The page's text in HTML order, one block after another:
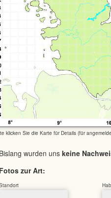
klicken Sie die Karte für Details (für
wurden uns keine
zur Art: